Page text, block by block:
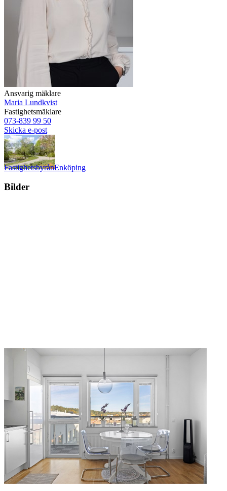
Ansvarig mäklare
Maria Lundkvist
Fastighetsmäklare
073-839 99 50
Skicka e-post
FastighetsbyrånEnköping
Bilder